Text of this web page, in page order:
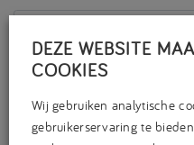
CATEGORIEËN
Achtergrond
(29)
(29)
DEZE WEBSITE
COOKIES
Wij gebruiken analytische
gebruikerservaring te